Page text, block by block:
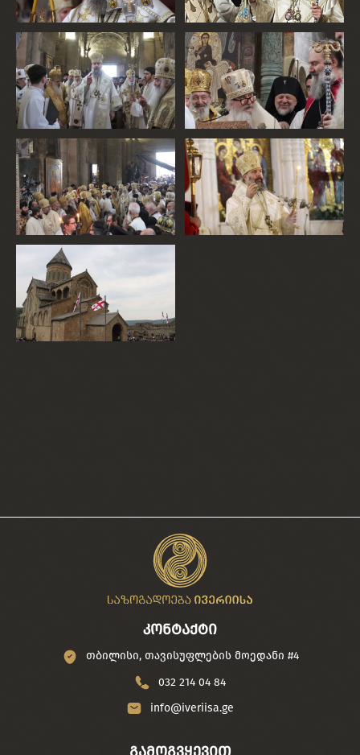
კონტაქტი
თბილისი, თავისუფლების მოედანი #4
032 214 04 84
info@iveriisa.ge